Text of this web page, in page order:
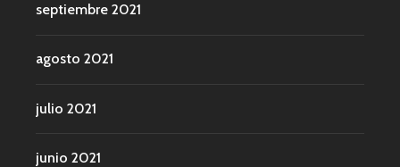
septiembre 2021
agosto 2021
julio 2021
junio 2021